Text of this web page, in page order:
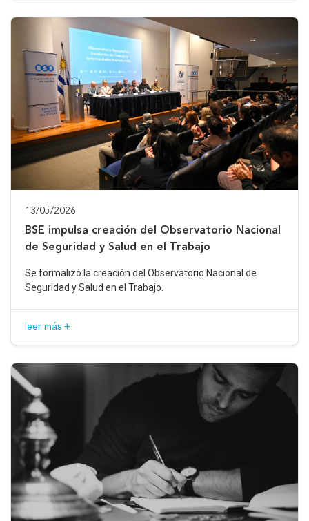
13/05/2026
BSE impulsa creación del Observatorio Nacional
de Seguridad y Salud en el Trabajo
Se formalizó la creación del Observatorio Nacional de
Seguridad y Salud en el Trabajo.
leer más +